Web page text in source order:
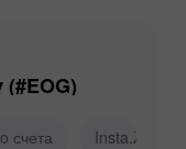
(#EOG)
счета Insta.Zero